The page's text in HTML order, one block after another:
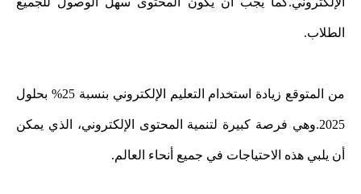
الطلاب.
من المتوقع زيادة استخدام التعليم الإلكتروني بنسبة 25% بحلول
2025.وهي فرصة كبيرة لتنمية المحتوى الإلكتروني، الذي يمكن
أن يلبي هذه الاحتياجات في جميع أنحاء العالم.